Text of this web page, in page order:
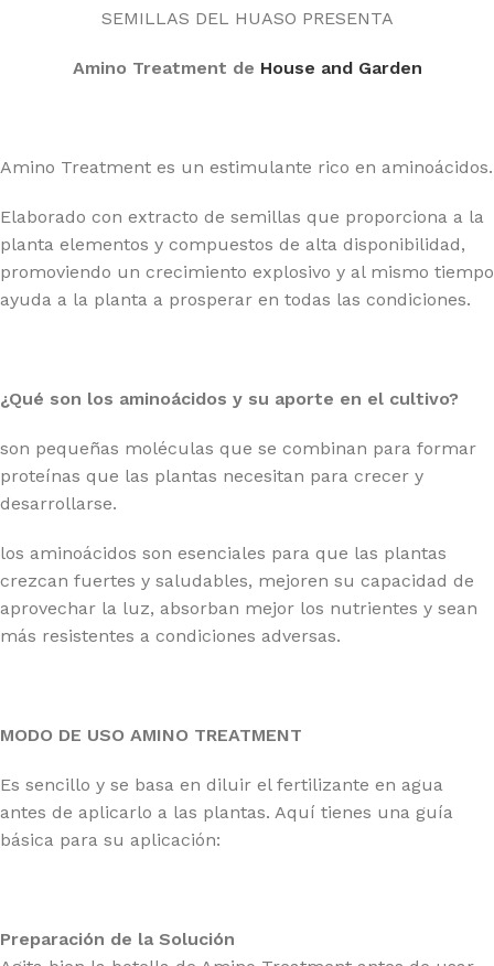
SEMILLAS DEL HUASO PRESENTA
Amino Treatment de House and Garden
Amino Treatment es un estimulante rico en aminoácidos.
Elaborado con extracto de semillas que proporciona a la
planta elementos y compuestos de alta disponibilidad,
promoviendo un crecimiento explosivo y al mismo tiempo
ayuda a la planta a prosperar en todas las condiciones.
¿Qué son los aminoácidos y su aporte en el cultivo?
son pequeñas moléculas que se combinan para formar
proteínas que las plantas necesitan para crecer y
desarrollarse.
los aminoácidos son esenciales para que las plantas
crezcan fuertes y saludables, mejoren su capacidad de
aprovechar la luz, absorban mejor los nutrientes y sean
más resistentes a condiciones adversas.
MODO DE USO AMINO TREATMENT
Es sencillo y se basa en diluir el fertilizante en agua
antes de aplicarlo a las plantas. Aquí tienes una guía
básica para su aplicación:
Preparación de la Solución